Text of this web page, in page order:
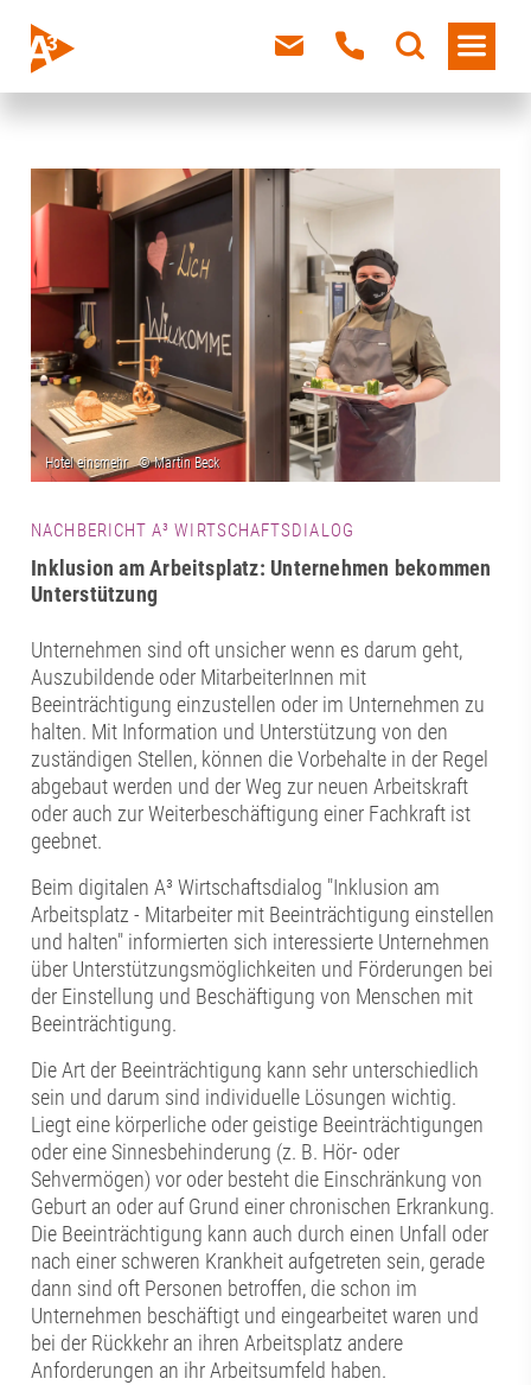
NACHBERICHT A³ WIRTSCHAFTSDIALOG
Inklusion am Arbeitsplatz: Unternehmen bekommen
Unterstützung
Unternehmen sind oft unsicher wenn es darum geht,
Auszubildende oder MitarbeiterInnen mit
Beeinträchtigung einzustellen oder im Unternehmen zu
halten. Mit Information und Unterstützung von den
zuständigen Stellen, können die Vorbehalte in der Regel
abgebaut werden und der Weg zur neuen Arbeitskraft
oder auch zur Weiterbeschäftigung einer Fachkraft ist
geebnet.
Beim digitalen A³ Wirtschaftsdialog "Inklusion am
Arbeitsplatz - Mitarbeiter mit Beeinträchtigung einstellen
und halten" informierten sich interessierte Unternehmen
über Unterstützungsmöglichkeiten und Förderungen bei
der Einstellung und Beschäftigung von Menschen mit
Beeinträchtigung.
Die Art der Beeinträchtigung kann sehr unterschiedlich
sein und darum sind individuelle Lösungen wichtig.
Liegt eine körperliche oder geistige Beeinträchtigungen
oder eine Sinnesbehinderung (z. B. Hör- oder
Sehvermögen) vor oder besteht die Einschränkung von
Geburt an oder auf Grund einer chronischen Erkrankung.
Die Beeinträchtigung kann auch durch einen Unfall oder
nach einer schweren Krankheit aufgetreten sein, gerade
dann sind oft Personen betroffen, die schon im
Unternehmen beschäftigt und eingearbeitet waren und
bei der Rückkehr an ihren Arbeitsplatz andere
Anforderungen an ihr Arbeitsumfeld haben.